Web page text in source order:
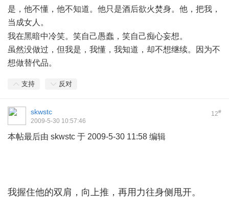
是，他不懂，他不知道。他只是酒后欲火焚身。他，把我，
当成女人。
我在黑暗中冷笑。笑自己愚蠢，笑自己痴心妄想。
虽然没做过，但我是，我懂，我知道，却不想继续。因为不
想做替代品。
支持 反对
12#
skwstc
2009-5-30 10:57:46
本帖最后由 skwstc 于 2009-5-30 11:58 编辑
我握住他的双肩，向上推，再用力往身侧甩开。